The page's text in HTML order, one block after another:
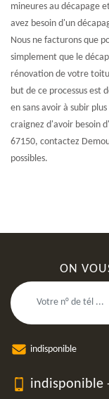
mineures au décapage
avez besoin d'un
Nous ne facturons que
simplement que le
rénovation de votre
but de ce processus est
en sans avoir à subir
craignez d'avoir besoin
67150, contactez
possibles.
ON
indisponible
indisponible